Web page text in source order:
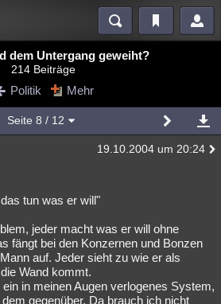
Blogs Videos
Mystery Kriminalfälle
Orte Esoterik Literatur
Gruppen Gaming Filme
dem Untergang geweiht?
214 Beiträge
Politik Mehr
Seite 8 / 12
19.10.2004 um 20:24
tun was er will"
jeder macht was er will ohne
fängt bei den Konzernen und Bonzen
auf. Jeder sieht zu wie er als
Wand kommt.
in meinen Augen verlogenes System,
gegenüber. Da brauch ich nicht